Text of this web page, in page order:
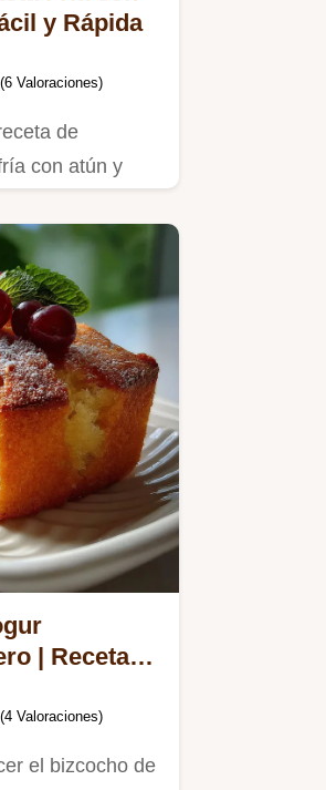
y Rápida
Valoraciones)
de
con atún y
| Receta
Valoraciones)
el bizcocho de